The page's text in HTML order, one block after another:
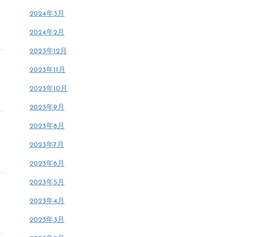
2024年3月
2024年2月
2023年12月
2023年11月
2023年10月
2023年9月
2023年8月
2023年7月
2023年6月
2023年5月
2023年4月
2023年3月